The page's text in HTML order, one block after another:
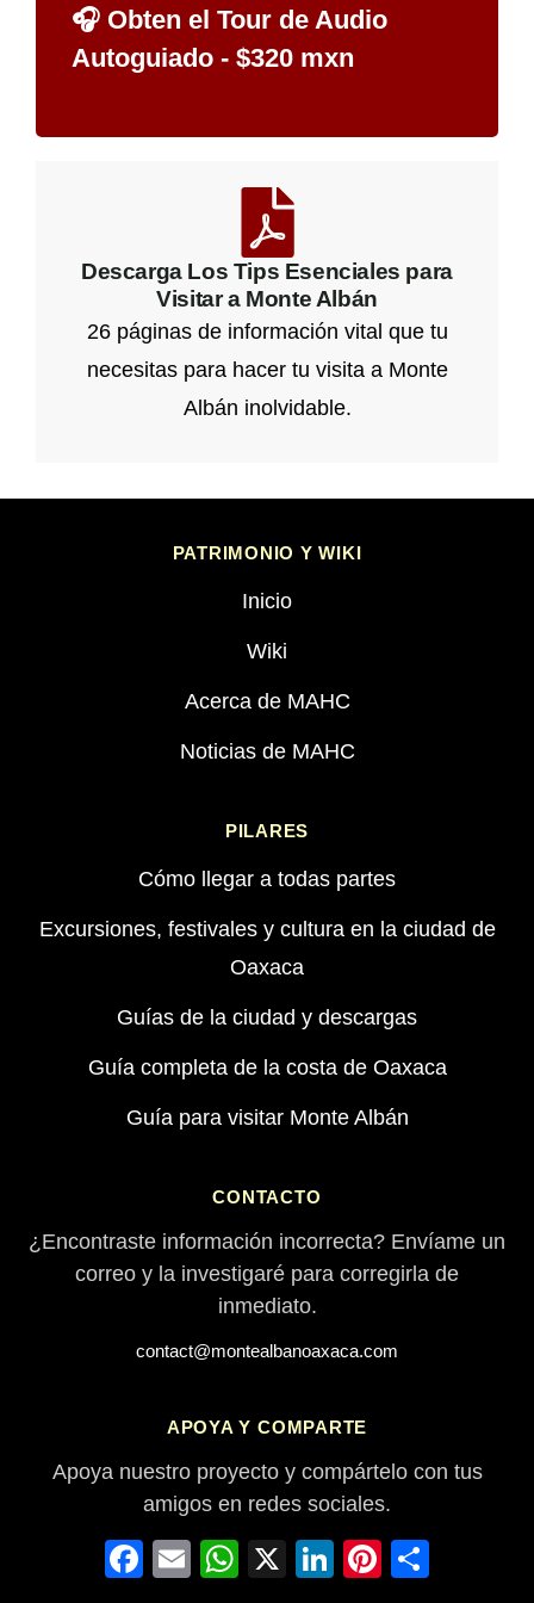
🎧 Obten el Tour de Audio
Autoguiado - $320 mxn
Descarga Los Tips Esenciales para
Visitar a Monte Albán
26 páginas de información vital que tu
necesitas para hacer tu visita a Monte
Albán inolvidable.
PATRIMONIO Y WIKI
Inicio
Wiki
Acerca de MAHC
Noticias de MAHC
PILARES
Cómo llegar a todas partes
Excursiones, festivales y cultura en la ciudad de
Oaxaca
Guías de la ciudad y descargas
Guía completa de la costa de Oaxaca
Guía para visitar Monte Albán
CONTACTO
¿Encontraste información incorrecta? Envíame un
correo y la investigaré para corregirla de
inmediato.
contact@montealbanoaxaca.com
APOYA Y COMPARTE
Apoya nuestro proyecto y compártelo con tus
amigos en redes sociales.
Facebook
EmailWhatsApp
X LinkedIn
Pinterest